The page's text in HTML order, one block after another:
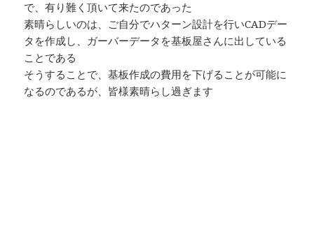
で、有り難く頂いて来たのであった
素晴らしいのは、ご自分でハターン設計を行いCADデー
タを作成し、ガーバーデータを基板屋さんに出している
ことである
そうすることで、基板作成の費用を下げることが可能に
なるのであるが、皆様素晴らし過ぎます